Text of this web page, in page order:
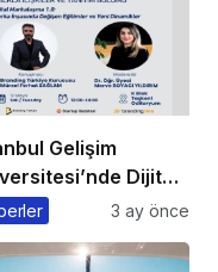
Gelişim
Dijital
1.03 ay önce